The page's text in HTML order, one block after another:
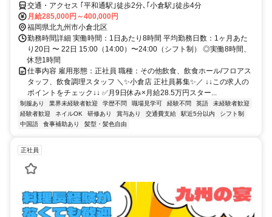
交通・アクセス ｢平和通駅｣徒歩2分､｢小倉駅｣徒歩4分
月給285,000円～400,000円
福岡県北九州市小倉北区
勤務時間詳細 実働時間：1日あたり8時間 平均勤務日数：1ヶ月あた
り20日 〜 22日 15:00（14:00）〜24:00（シフト制） ◎実働8時間、
休憩1時間
仕事内容 雇用形態：正社員 職種：その他飲食、飲食ホール/フロアス
タッフ、飲食調理スタッフ ＼✨小倉店 正社員募集✨／ ↓↓この求人の
ポイントをチェック↓↓ ✅月9日休み×月給28.5万円スター...
制服あり 業界未経験者歓迎 学歴不問 職場見学可 経験不問 英語
未経験者歓迎
経験者歓迎
ネイルOK 研修あり 賞与あり 交通費支給 駅近5分以内
シフト制
中国語
食事補助あり 髪型・髪色自由
正社員